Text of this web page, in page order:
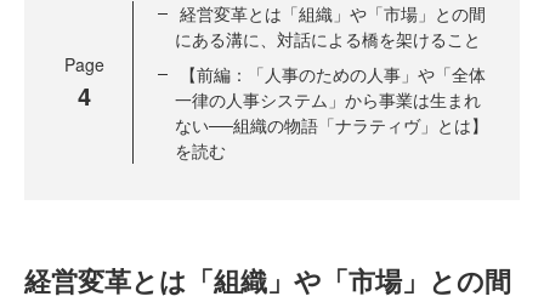
Page
4
経営変革とは「組織」や「市場」との間
にある溝に、対話による橋を架けること
【前編：「人事のための人事」や「全体
一律の人事システム」から事業は生まれ
ない──組織の物語「ナラティヴ」とは】
を読む
経営変革とは「組織」や「市場」との間